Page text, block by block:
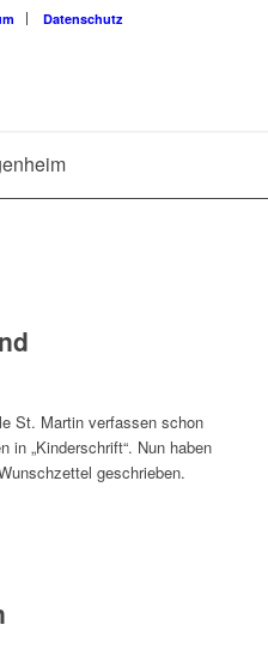
Daten­schutz
St. Mar­tin ver­fas­sen schon
in „Kin­der­schrift“. Nun haben
geschrieben.